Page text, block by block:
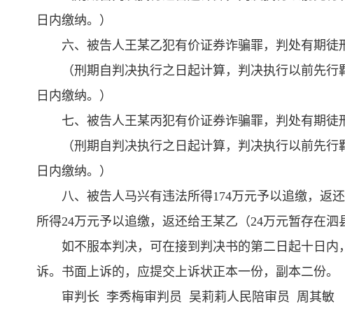
日内缴纳。）
六、被告人王某乙犯有价证券诈骗罪，判处有期徒
（刑期自判决执行之日起计算，判决执行以前先
日内缴纳。）
七、被告人王某丙犯有价证券诈骗罪，判处有期徒
（刑期自判决执行之日起计算，判决执行以前先
日内缴纳。）
八、被告人马兴有违法所得174万元予以追缴，返
所得24万元予以追缴，返还给王某乙（24万元暂存在
如不服本判决，可在接到判决书的第二日起十日
诉。书面上诉的，应提交上诉状正本一份，副本二份。
审判长 李秀梅审判员 吴莉莉人民陪审员 周其敏